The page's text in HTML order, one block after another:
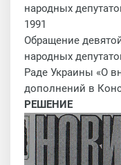
народных
1991
Обращение
народных
Раде Украины «О
дополнений в
РЕШЕНИЕ